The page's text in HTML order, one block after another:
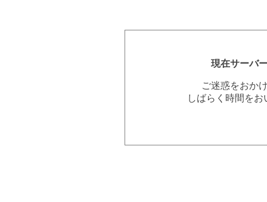
現在サーバ
ご迷惑をおか
しばらく時間を